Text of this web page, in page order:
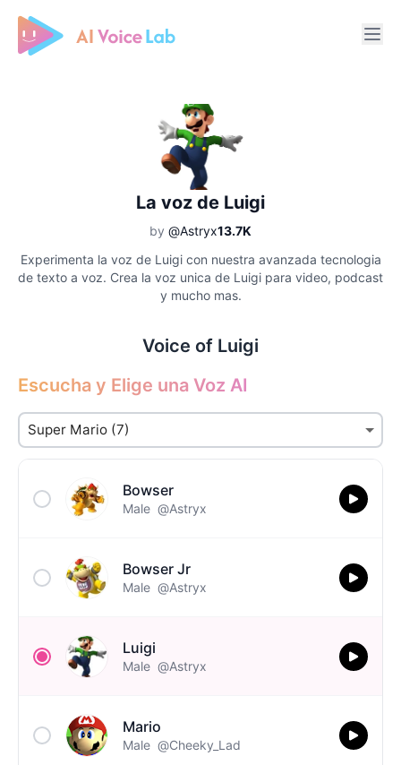
Free AI Cover & AI Voice Over
La voz de Luigi
by @Astryx13.7K
Experimenta la voz de Luigi con nuestra avanzada tecnologia
de texto a voz. Crea la voz unica de Luigi para video, podcast
y mucho mas.
Voice of Luigi
Escucha y Elige una Voz AI
Bowser
Male @Astryx
Bowser Jr
Male @Astryx
Luigi
Male @Astryx
Mario
Male @Cheeky_Lad